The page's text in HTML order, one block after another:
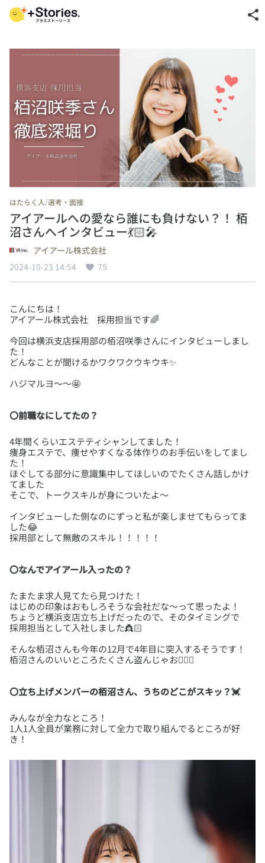
share
はたらく人/選考・面接
アイアールへの愛なら誰にも負けない？！ 栢
沼さんへインタビュー💃🏻🎤
アイアール株式会社
2024-10-23 14:54
75
こんにちは！
今回は横浜支店採用部の栢沼咲季さんにインタビューしまし
た！
〇前職なにしてたの？
4年間くらいエステティシャンしてました！
痩身エステで、痩せやすくなる体作りのお手伝いをしてまし
た！
ほぐしてる部分に意識集中してほしいのでたくさん話しかけ
てました
インタビューした側なのにずっと私が楽しませてもらってま
した😂
〇なんでアイアール入ったの？
たまたま求人見てたら見つけた！
はじめの印象はおもしろそうな会社だな～って思ったよ！
ちょうど横浜支店立ち上げだったので、そのタイミングで
そんな栢沼さんも今年の12月で4年目に突入するそうです！
〇立ち上げメンバーの栢沼さん、うちのどこがスキッ？💓
みんなが全力なところ！
1人1人全員が業務に対して全力で取り組んでるところが好